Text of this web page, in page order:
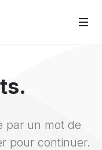
par un mot de
pour continuer.